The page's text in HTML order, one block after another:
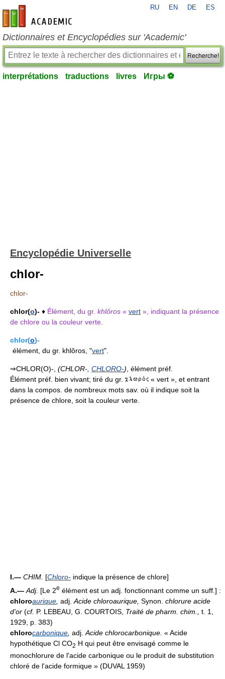
fr-academic.com
RU EN DE ES
Dictionnaires et Encyclopédies sur 'Academic'
Recherche!
interprétations traductions livres Игры ⚽
Encyclopédie Universelle
chlor-
chlor-
chlor(o)- ♦ Élément, du gr. khlôros « vert », indiquant la présence
de chlore ou la couleur verte.
chlor(o)-
élément, du gr. khlôros, "vert".
⇒CHLOR(O)-, (CHLOR-, CHLORO-) , élément préf.
Élément préf. bien vivant; tiré du gr.
« vert », et entrant
dans la compos. de nombreux mots sav. où il indique soit la
présence de chlore, soit la couleur verte.
I.— CHIM. [Chloro- indique la présence de chlore]
A.— Adj. [Le 2e élément est un adj. fonctionnant comme un suff.] :
chloroaurique adj. Acide chloroaurique, Synon. chlorure acide
d'or (cf. P. LEBEAU, G. COURTOIS, Traité de pharm. chim., t. 1,
1929, p. 383)
chlorocarbonique adj. Acide chlorocarbonique. « Acide
hypothétique Cl CO2 H qui peut être envisagé comme le
monochlorure de l'acide carbonique ou le produit de substitution
chloré de l'acide formique » (DUVAL 1959)